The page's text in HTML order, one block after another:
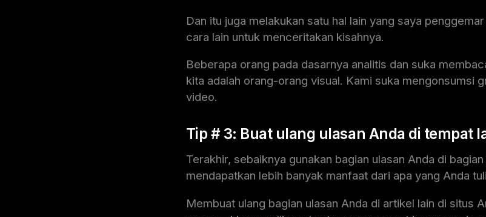
Dan itu juga melakukan satu hal lain yang saya
cara lain untuk menceritakan kisahnya.
Beberapa orang pada dasarnya analitis dan suka
kita adalah orang-orang visual. Kami suka mengonsumsi
video.
Tip # 3: Buat ulang ulasan Anda di tempat
Terakhir, sebaiknya gunakan bagian ulasan Anda di
mendapatkan lebih banyak manfaat dari apa yang Anda
Membuat ulang bagian ulasan Anda di artikel lain di situs